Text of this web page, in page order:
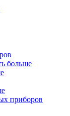
приборов